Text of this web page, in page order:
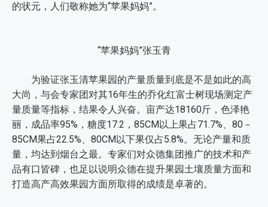
的状元，人们敬称她为“苹果妈妈”。
“苹果妈妈”张玉青
为验证张玉清苹果园的产量质量到底是不是如此的高
大尚，与会专家团对其16年生的乔化红富士树现场测定产
量质量等指标，结果令人兴奋。亩产达18160斤，色泽艳
丽，成品率95%，糖度17.2，85CM以上果占71.7%、80－
85CM果占22.5%、80CM以下果仅占5.8%。无论产量和质
量，均达到烟台之最。专家们对众德集团推广的技术和产
品有口皆碑，也足以说明众德在提升果园土壤质量方面和
打造高产高效果园方面所取得的成绩是卓著的。